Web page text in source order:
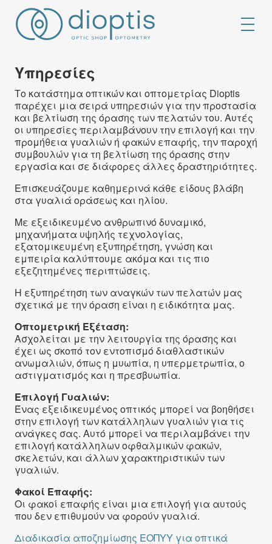
Υπηρεσίες
Το κατάστημα οπτικών και οπτομετρίας Dioptis
παρέχει μια σειρά υπηρεσιών για την προστασία
και βελτίωση της όρασης των πελατών του. Αυτές
οι υπηρεσίες περιλαμβάνουν την επιλογή και την
προμήθεια γυαλιών ή φακών επαφής, την παροχή
συμβουλών για τη βελτίωση της όρασης στην
εργασία και σε διάφορες άλλες δραστηριότητες.
Επισκευάζουμε καθημερινά κάθε είδους βλάβη
στα γυαλιά οράσεως και ηλίου.
Με εξειδικευμένο ανθρωπινό δυναμικό,
μηχανήματα υψηλής τεχνολογίας,
εξατομικευμένη εξυπηρέτηση, γνώση και
εμπειρία καλύπτουμε ακόμα και τις πιο
εξεζητημένες περιπτώσεις.
Η εξυπηρέτηση των αναγκών των πελατών μας
σχετικά με την όραση είναι η ειδικότητα μας.
Οπτομετρική Εξέταση:
Ασχολείται με την λειτουργία της όρασης και
έχει ως σκοπό τον εντοπισμό διαθλαστικών
ανωμαλιών, όπως η μυωπία, η υπερμετρωπία, ο
αστιγματισμός και η πρεσβυωπία.
Επιλογή Γυαλιών:
Ένας εξειδικευμένος οπτικός μπορεί να βοηθήσει
στην επιλογή των κατάλληλων γυαλιών για τις
ανάγκες σας. Αυτό μπορεί να περιλαμβάνει την
επιλογή κατάλληλων οφθαλμικών φακών,
σκελετών, και άλλων χαρακτηριστικών των
γυαλιών.
Φακοί Επαφής:
Οι φακοί επαφής είναι μια επιλογή για αυτούς
που δεν επιθυμούν να φορούν γυαλιά.
Διαδικασία αποζημίωσης ΕΟΠΥΥ για οπτικά